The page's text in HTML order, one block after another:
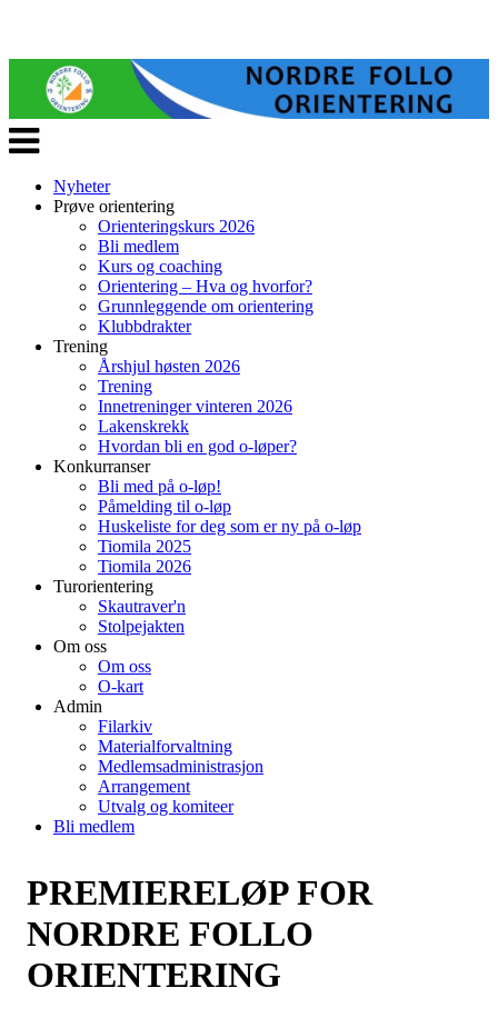
Veksle
navigasjon
Nyheter
Prøve orientering
Orienteringskurs 2026
Bli medlem
Kurs og coaching
Orientering – Hva og hvorfor?
Grunnleggende om orientering
Klubbdrakter
Trening
Årshjul høsten 2026
Trening
Innetreninger vinteren 2026
Lakenskrekk
Hvordan bli en god o-løper?
Konkurranser
Bli med på o-løp!
Påmelding til o-løp
Huskeliste for deg som er ny på o-løp
Tiomila 2025
Tiomila 2026
Turorientering
Skautraver'n
Stolpejakten
Om oss
Om oss
O-kart
Admin
Filarkiv
Materialforvaltning
Medlemsadministrasjon
Arrangement
Utvalg og komiteer
Bli medlem
PREMIERELØP FOR
NORDRE FOLLO
ORIENTERING